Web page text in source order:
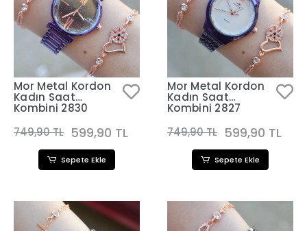
Mor Metal Kordon
Kadın Saat
Kombini 2830
749,90 TL 599,90 TL
Sepete Ekle
Mor Metal Kordon
Kadın Saat
Kombini 2827
749,90 TL 599,90 TL
Sepete Ekle